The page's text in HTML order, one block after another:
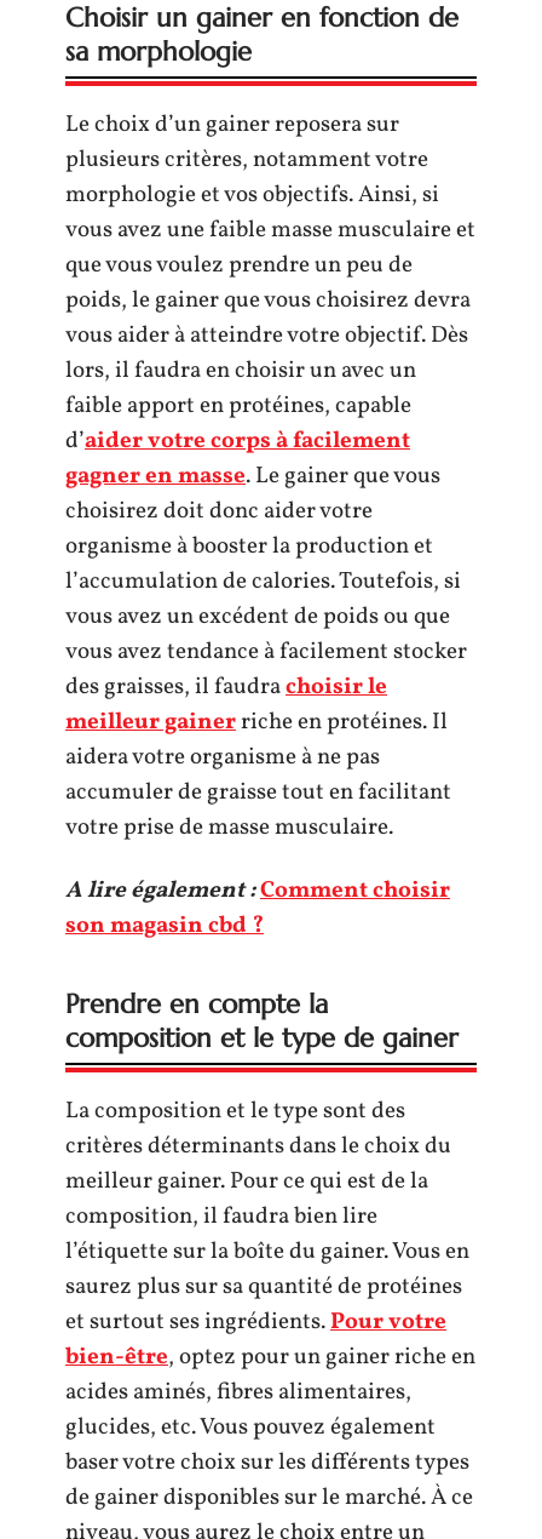
Choisir un gainer en fonction de
sa morphologie
Le choix d’un gainer reposera sur
plusieurs critères, notamment votre
morphologie et vos objectifs. Ainsi, si
vous avez une faible masse musculaire et
que vous voulez prendre un peu de
poids, le gainer que vous choisirez devra
vous aider à atteindre votre objectif. Dès
lors, il faudra en choisir un avec un
faible apport en protéines, capable
d’aider votre corps à facilement
gagner en masse. Le gainer que vous
choisirez doit donc aider votre
organisme à booster la production et
l’accumulation de calories. Toutefois, si
vous avez un excédent de poids ou que
vous avez tendance à facilement stocker
des graisses, il faudrachoisir le
meilleur gainerriche en protéines. Il
aidera votre organisme à ne pas
accumuler de graisse tout en facilitant
votre prise de masse musculaire.
A lire également :Comment choisir
son magasin cbd ?
Prendre en compte la
composition et le type de gainer
La composition et le type sont des
critères déterminants dans le choix du
meilleur gainer. Pour ce qui est de la
composition, il faudra bien lire
l’étiquette sur la boîte du gainer. Vous en
saurez plus sur sa quantité de protéines
et surtout ses ingrédients.Pour votre
bien-être, optez pour un gainer riche en
acides aminés, fibres alimentaires,
glucides, etc. Vous pouvez également
baser votre choix sur les différents types
de gainer disponibles sur le marché. À ce
niveau, vous aurez le choix entre un